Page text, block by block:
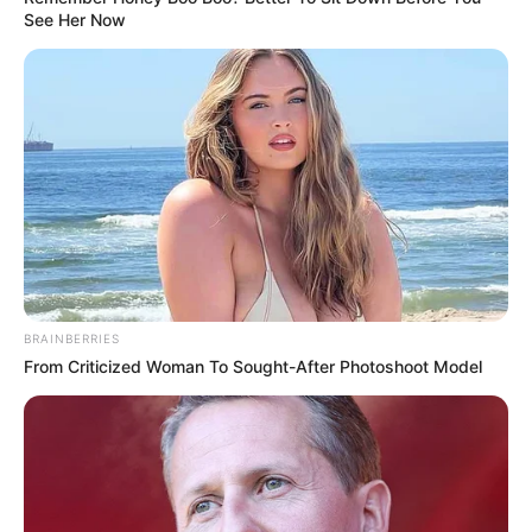
Die Dorade ist nicht nur köstlich, sondern auch
Reich an Eiweiß:
Unterstützt den
Muskelaufbau und macht lange satt.
Omega-3-Fettsäuren:Gut für Herz und
Gehirn.
Wenig Fett:Ideal für eine leichte und
Gerade in der mediterranen Küche ist die
Dorade ein Symbol für Genuss ohne schlechtes
See Her Now
BRAINBERRIES
From Criticized Woman To Sought-After Photoshoot Model